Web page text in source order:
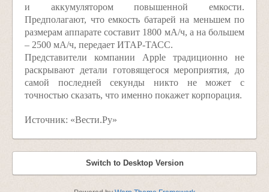
и аккумулятором повышенной емкости.
Предполагают, что емкость батарей на меньшем по
размерам аппарате составит 1800 мА/ч, а на большем
– 2500 мА/ч, передает ИТАР-ТАСС.
Представители компании Apple традиционно не
раскрывают детали готовящегося мероприятия, до
самой последней секунды никто не может с
точностью сказать, что именно покажет корпорация.
Источник: «Вести.Ру»
Switch to Desktop Version